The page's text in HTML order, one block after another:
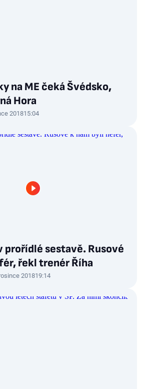
na ME čeká Švédsko,
Hora
201815:04
prořídlé sestavě. Rusové
řekl trenér Říha
201819:14